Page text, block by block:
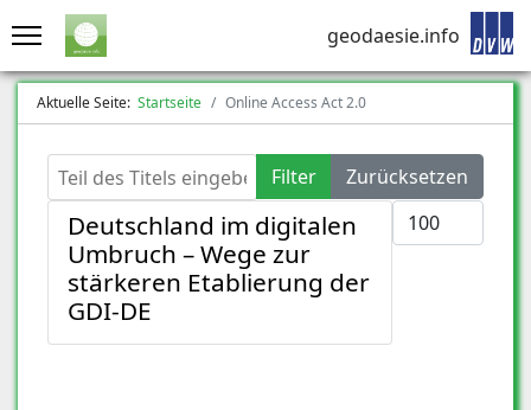
geodaesie.info
Aktuelle Seite: Startseite Online Access Act 2.0
Teil des Titels eingeben Filter
Zurücksetzen
Anzeige #
Deutschland im digitalen
Umbruch – Wege zur
stärkeren Etablierung der
GDI-DE